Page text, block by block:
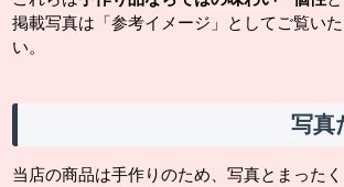
掲載写真は「参考イメージ」としてご覧い
い。
写真
当店の商品は手作りのため、写真とまった